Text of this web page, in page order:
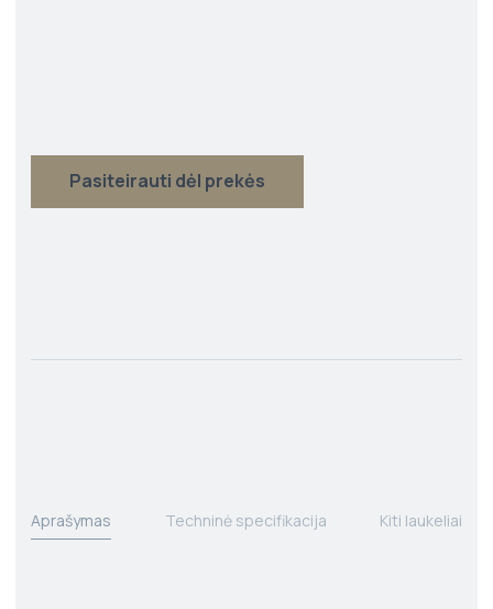
Pasiteirauti dėl prekės
Aprašymas Techninė specifikacija Kiti laukeliai